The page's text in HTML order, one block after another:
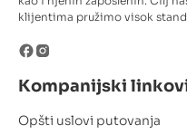
klijentima pružimo visok
Kompanijski
Opšti uslovi putovanja